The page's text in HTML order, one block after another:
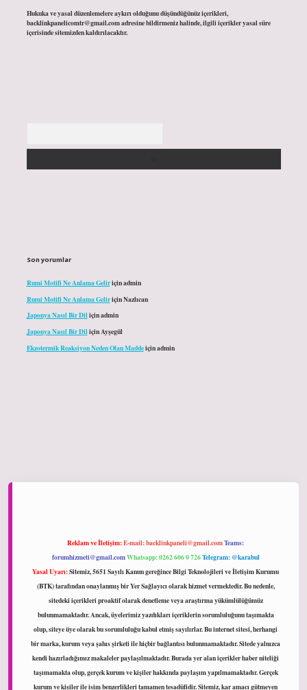
Hukuka ve yasal düzenlemelere aykırı olduğunu düşündüğünüz içerikleri,
backlinkpanelicomtr@gmail.comadresine bildirmeniz halinde, ilgili içerikler yasal süre
içerisinde sitemizden kaldırılacaktır.
Son yorumlar
Rumi Motifi Ne Anlama Geliriçinadmin
Rumi Motifi Ne Anlama GeliriçinNazlıcan
Japonya Nasıl Bir Diliçinadmin
Japonya Nasıl Bir DiliçinAyşegül
Ekzotermik Reaksiyon Neden Olan Maddeiçinadmin
Reklam ve İletişim:E-mail:backlinkpaneli@gmail.comTeams:
forumhizmeti@gmail.comWhatsapp: 0262 606 0 726Telegram: @karabul
Yasal Uyarı:Sitemiz, 5651 Sayılı Kanun gereğince Bilgi Teknolojileri ve İletişim Kurumu
(BTK) tarafından onaylanmış bir Yer Sağlayıcı olarak hizmet vermektedir. Bu nedenle,
sitedeki içerikleri proaktif olarak denetleme veya araştırma yükümlülüğümüz
bulunmamaktadır. Ancak, üyelerimiz yazdıkları içeriklerin sorumluluğunu taşımakta
olup, siteye üye olarak bu sorumluluğu kabul etmiş sayılırlar. Bu internet sitesi, herhangi
bir marka, kurum veya şahıs şirketi ile hiçbir bağlantısı bulunmamaktadır. Sitede yalnızca
kendi hazırladığımız makaleler paylaşılmaktadır. Burada yer alan içerikler haber niteliği
taşımamakta olup, gerçek kurum ve kişiler hakkında paylaşım yapılmamaktadır. Gerçek
kurum ve kişiler ile isim benzerlikleri tamamen tesadüfidir. Sitemiz, kar amacı gütmeyen